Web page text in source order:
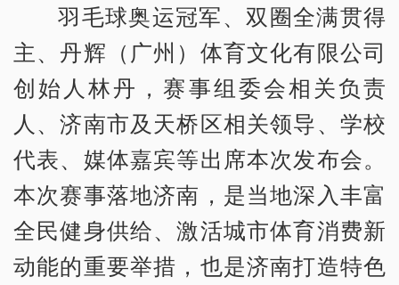
羽毛球奥运冠军、双圈全满贯得
主、丹辉（广州）体育文化有限公司
创始人林丹，赛事组委会相关负责
人、济南市及天桥区相关领导、学校
代表、媒体嘉宾等出席本次发布会。
本次赛事落地济南，是当地深入丰富
全民健身供给、激活城市体育消费新
动能的重要举措，也是济南打造特色